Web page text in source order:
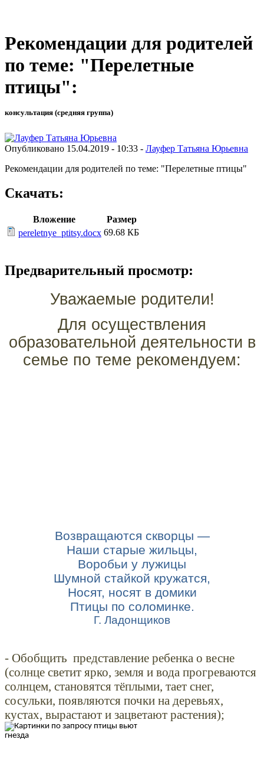
Рекомендации для родителей
по теме: "Перелетные
птицы":
консультация (средняя группа)
Опубликовано 15.04.2019 - 10:33 - Лауфер Татьяна Юрьевна
Рекомендации для родителей по теме: "Перелетные птицы"
Скачать:
Вложение
Размер
pereletnye_ptitsy.docx 69.68 КБ
Предварительный просмотр:
Уважаемые родители!
Для осуществления
образовательной деятельности в
семье по теме рекомендуем:
Возвращаются скворцы —
Наши старые жильцы,
Воробьи у лужицы
Шумной стайкой кружатся,
Носят, носят в домики
Птицы по соломинке.
Г. Ладонщиков
- Обобщить представление ребенка о весне
(солнце светит ярко, земля и вода прогреваются
солнцем, становятся тёплыми, тает снег,
сосульки, появляются почки на деревьях,
кустах, вырастают и зацветают растения);